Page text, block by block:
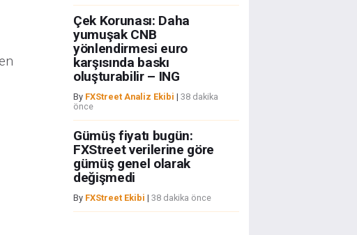
Çek Korunası: Daha
yumuşak CNB
yönlendirmesi euro
karşısında baskı
oluşturabilir – ING
By FXStreet Analiz Ekibi | 38 dakika
önce
Gümüş fiyatı bugün:
FXStreet verilerine göre
gümüş genel olarak
değişmedi
By FXStreet Ekibi | 38 dakika önce